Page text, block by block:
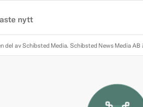
nytt
del av Schibsted Media. Schibsted News Media